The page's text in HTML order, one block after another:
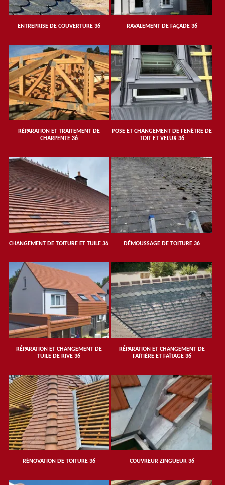
ENTREPRISE DE COUVERTURE 36 RAVALEMENT DE FAÇADE 36
RÉPARATION ET TRAITEMENT DE
CHARPENTE 36
POSE ET CHANGEMENT DE FENÊTRE DE
TOIT ET VELUX 36
CHANGEMENT DE TOITURE ET TUILE 36 DÉMOUSSAGE DE TOITURE 36
RÉPARATION ET CHANGEMENT DE
TUILE DE RIVE 36
RÉPARATION ET CHANGEMENT DE
FAÎTIÈRE ET FAÎTAGE 36
RÉNOVATION DE TOITURE 36 COUVREUR ZINGUEUR 36